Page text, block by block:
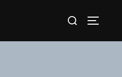
Suchen